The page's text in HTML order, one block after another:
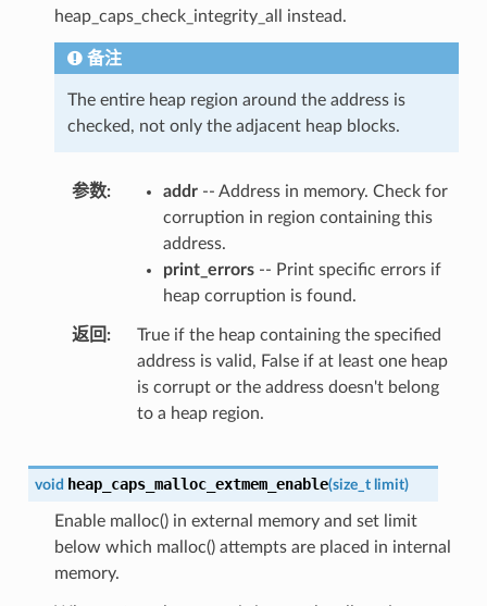
heap_caps_check_integrity_all instead.
备注
The entire heap region around the address is
checked, not only the adjacent heap blocks.
参数 addr-- Address in memory. Check for
corruption in region containing this
address.
print_errors-- Print specific errors if
heap corruption is found.
返回
True if the heap containing the specified
address is valid, False if at least one heap
is corrupt or the address doesn't belong
to a heap region.
void heap_caps_malloc_extmem_enable(size_t limit)
Enable malloc() in external memory and set limit
below which malloc() attempts are placed in internal
memory.